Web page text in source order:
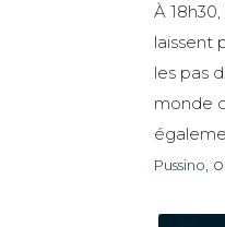
À
laissent
les pas
monde
Pussino,